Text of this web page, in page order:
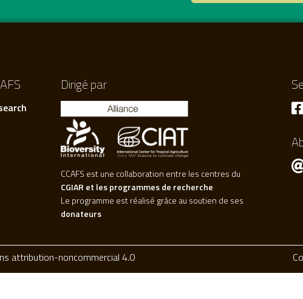
Dirigé par
CCAFS est une collaboration entre les centres du
CGIAR et les programmes de recherche
Le programme est réalisé grâce au soutien de ses
donateurs
attribution-noncommercial 4.0